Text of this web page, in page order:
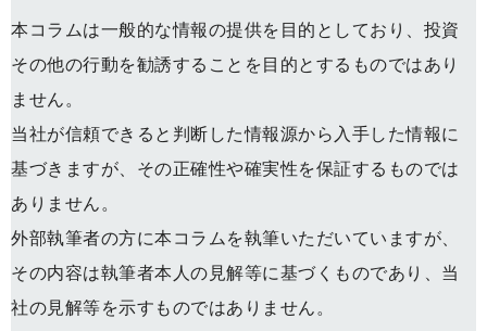
本コラムは一般的な情報の提供を目的としており、投資
その他の行動を勧誘することを目的とするものではあり
ません。
当社が信頼できると判断した情報源から入手した情報に
基づきますが、その正確性や確実性を保証するものでは
ありません。
外部執筆者の方に本コラムを執筆いただいていますが、
その内容は執筆者本人の見解等に基づくものであり、当
社の見解等を示すものではありません。